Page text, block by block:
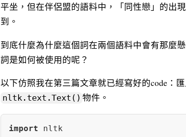
平坐，但在伴侶盟的語料中，「同性戀」的出
到。
到底什麼為什麼這個詞在兩個語料中會有那麼
詞是如何被使用的呢？
以下仿照我在第三篇文章就已經寫好的code：
nltk.text.Text() 物件。
import